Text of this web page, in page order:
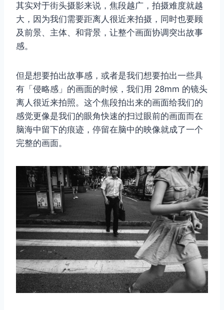
其实对于街头摄影来说，焦段越广，拍摄难度就越
大，因为我们需要距离人很近来拍摄，同时也要顾
及前景、主体、和背景，让整个画面协调突出故事
感。
但是想要拍出故事感，或者是我们想要拍出一些具
有「侵略感」的画面的时候，我们用 28mm 的镜头
离人很近来拍照。这个焦段拍出来的画面给我们的
感觉更像是我们的眼角快速的扫过眼前的画面而在
脑海中留下的痕迹，停留在脑中的映像就成了一个
完整的画面。